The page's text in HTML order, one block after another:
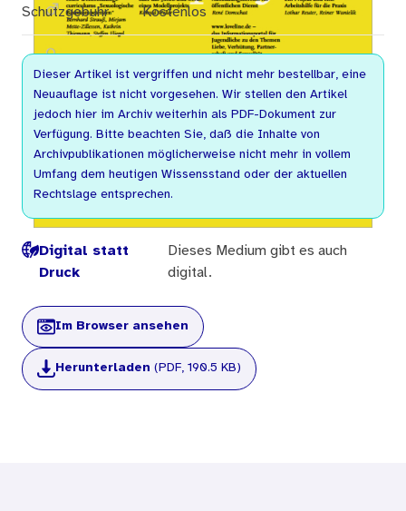
Schutzgebühr Kostenlos
Dieser Artikel ist vergriffen und nicht mehr bestellbar, eine
Neuauflage ist nicht vorgesehen. Wir stellen den Artikel
jedoch hier im Archiv weiterhin als PDF-Dokument zur
Verfügung. Bitte beachten Sie, daß die Inhalte von
Archivpublikationen möglicherweise nicht mehr in vollem
Umfang dem heutigen Wissensstand oder der aktuellen
Rechtslage entsprechen.
Digital statt
Druck
Dieses Medium gibt es auch
digital.
Im Browser ansehen
Herunterladen (PDF, 190.5 KB)